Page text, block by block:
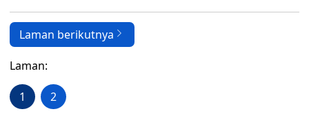
Laman berikutnya
Laman:
1 2